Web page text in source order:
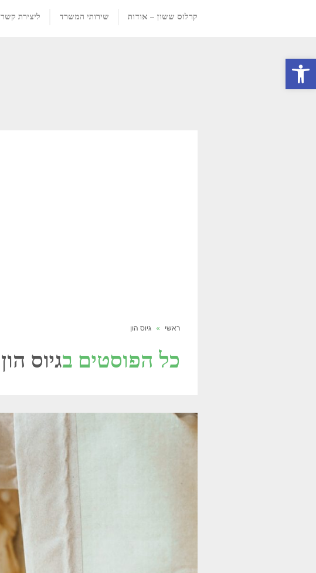
פתח סרגל נגישות
קרלוס ששון – אודות שירותי המשרד ליצירת קשר
ראשי » גיוס הון
כל הפוסטים בגיוס הון